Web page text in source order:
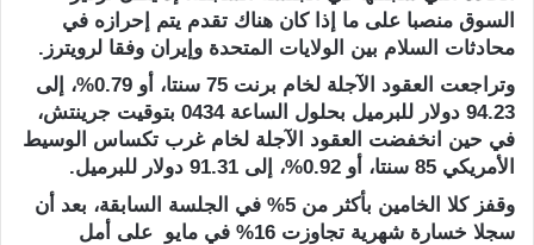
السوق منصبا على ما إذا كان هناك تقدم يتم ​إحرازه في
محادثات السلام بين الولايات المتحدة وإيران وفقا لرويترز.
وتراجعت العقود الآجلة لخام برنت 75 سنتا، أو 0.79%، إلى
94.23 دولار للبرميل بحلول الساعة 0434 بتوقيت جرينتش،
في حين انخفضت العقود الآجلة لخام غرب ​تكساس الوسيط
الأمريكي 85 سنتا، أو 0.92%، إلى 91.31 دولار للبرميل.
وقفز كلا الخامين بأكثر من 5% في الجلسة السابقة، ​بعد أن
سجلا خسارة شهرية تجاوزت 16% في مايو على أمل